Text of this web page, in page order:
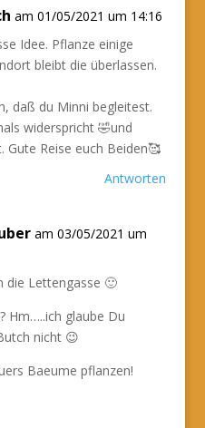
am 01/05/2021 um 14:16
Idee. Pflanze einige
bleibt die überlassen.
daß du Minni begleitest.
widerspricht 🤣und
Gute Reise euch Beiden🥰
Antworten
am 03/05/2021 um
die Lettengasse 🙂
Hm…..ich glaube Du
nicht 😉
Baeume pflanzen!